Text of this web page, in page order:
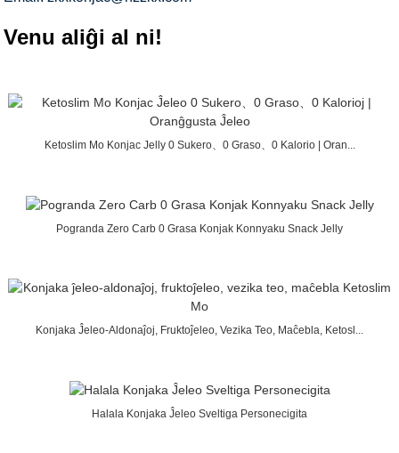
Venu aliĝi al ni!
Ketoslim Mo Konjac Jelly 0 Sukero、0 Graso、0 Kalorio | Oran...
Pogranda Zero Carb 0 Grasa Konjak Konnyaku Snack Jelly
Konjaka Ĵeleo-Aldonaĵoj, Fruktoĵeleo, Vezika Teo, Maĉebla, Ketosl...
Halala Konjaka Ĵeleo Sveltiga Personecigita